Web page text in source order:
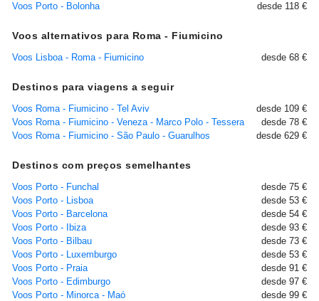
Voos Porto - Bolonha
desde 118 €
Voos alternativos para Roma - Fiumicino
Voos Lisboa - Roma - Fiumicino desde 68 €
Destinos para viagens a seguir
Voos Roma - Fiumicino - Tel Aviv
desde 109 €
Voos Roma - Fiumicino - Veneza - Marco Polo - Tessera
desde 78 €
Voos Roma - Fiumicino - São Paulo - Guarulhos
desde 629 €
Destinos com preços semelhantes
Voos Porto - Funchal
desde 75 €
Voos Porto - Lisboa
desde 53 €
Voos Porto - Barcelona
desde 54 €
Voos Porto - Ibiza
desde 93 €
Voos Porto - Bilbau
desde 73 €
Voos Porto - Luxemburgo
desde 53 €
Voos Porto - Praia
desde 91 €
Voos Porto - Edimburgo
desde 97 €
Voos Porto - Minorca - Maó
desde 99 €